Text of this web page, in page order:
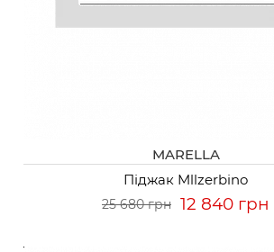
MARELLA
Піджак Mllzerbino
25 680 грн 12 840 грн